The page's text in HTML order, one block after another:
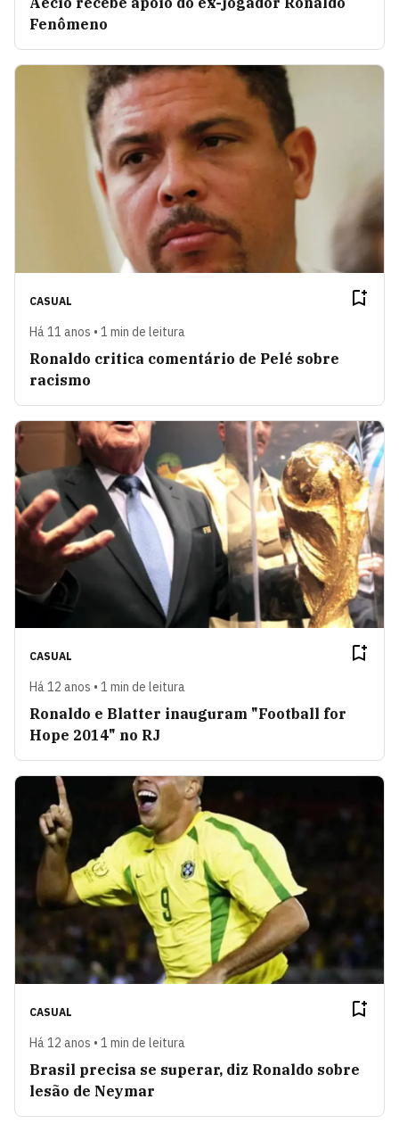
Fenômeno
CASUAL
Há 11 anos • 1 min de leitura
Ronaldo critica comentário de Pelé sobre
racismo
CASUAL
Há 12 anos • 1 min de leitura
Ronaldo e Blatter inauguram "Football for
Hope 2014" no RJ
CASUAL
Há 12 anos • 1 min de leitura
Brasil precisa se superar, diz Ronaldo sobre
lesão de Neymar